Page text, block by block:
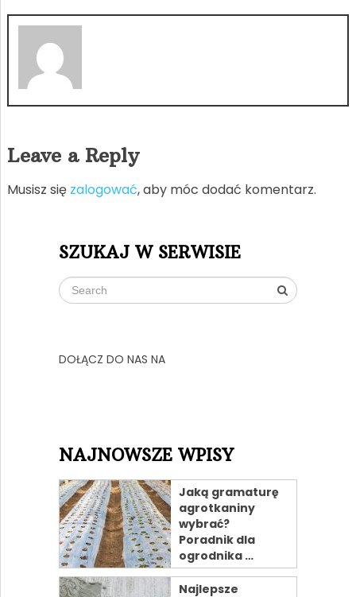
Leave a Reply
Musisz się zalogować, aby móc dodać komentarz.
SZUKAJ W SERWISIE
DOŁĄCZ DO NAS NA
NAJNOWSZE WPISY
Jaką gramaturę
agrotkaniny
wybrać?
Poradnik dla
ogrodnika …
Najlepsze